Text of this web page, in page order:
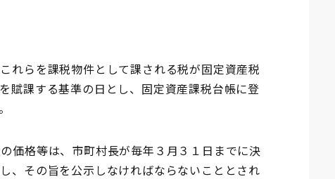
れらを課税物件として課される税が固定資産税
賦課する基準の日とし、固定資産課税台帳に登
価格等は、市町村長が毎年３月３１日までに決
、その旨を公示しなければならないこととされ